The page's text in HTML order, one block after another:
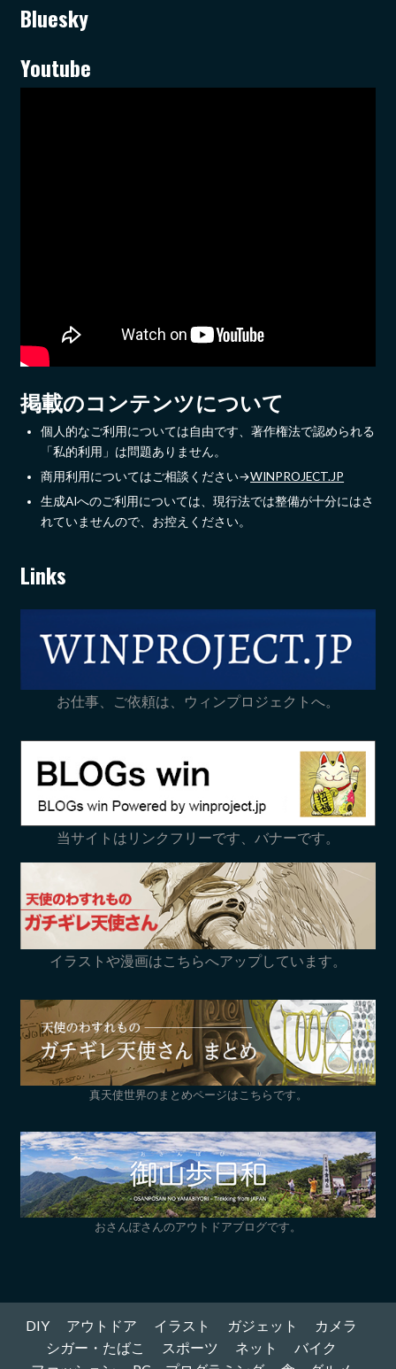
Bluesky
Youtube
掲載のコンテンツについて
個人的なご利用については自由です、著作権法で認められる
「私的利用」は問題ありません。
商用利用についてはご相談ください→WINPROJECT.JP
生成AIへのご利用については、現行法では整備が十分にはさ
れていませんので、お控えください。
Links
お仕事、ご依頼は、ウィンプロジェクトへ。
当サイトはリンクフリーです、バナーです。
イラストや漫画はこちらへアップしています。
真天使世界のまとめページはこちらです。
おさんぽさんのアウトドアブログです。
DIY アウトドア イラスト ガジェット
カメラ
シガー・たばこ
スポーツ ネット
バイク